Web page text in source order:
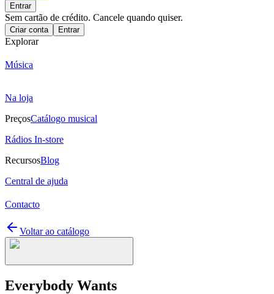
Entrar
Sem cartão de crédito. Cancele quando quiser.
Criar conta Entrar
Explorar
Música
Na loja
PreçosCatálogo musical
Rádios In-store
RecursosBlog
Central de ajuda
Contacto
Voltar ao catálogo
Everybody Wants